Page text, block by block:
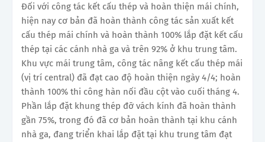
Đối với công tác kết cấu thép và hoàn thiện mái chính,
hiện nay cơ bản đã hoàn thành công tác sản xuất kết
cấu thép mái chính và hoàn thành 100% lắp đặt kết cấu
thép tại các cánh nhà ga và trên 92% ở khu trung tâm.
Khu vực mái trung tâm, công tác nâng kết cấu thép mái
(vị trí central) đã đạt cao độ hoàn thiện ngày 4/4; hoàn
thành 100% thi công hàn nối đầu cột vào cuối tháng 4.
Phần lắp đặt khung thép đỡ vách kính đã hoàn thành
gần 75%, trong đó đã cơ bản hoàn thành tại khu cánh
nhà ga, đang triển khai lắp đặt tại khu trung tâm đạt